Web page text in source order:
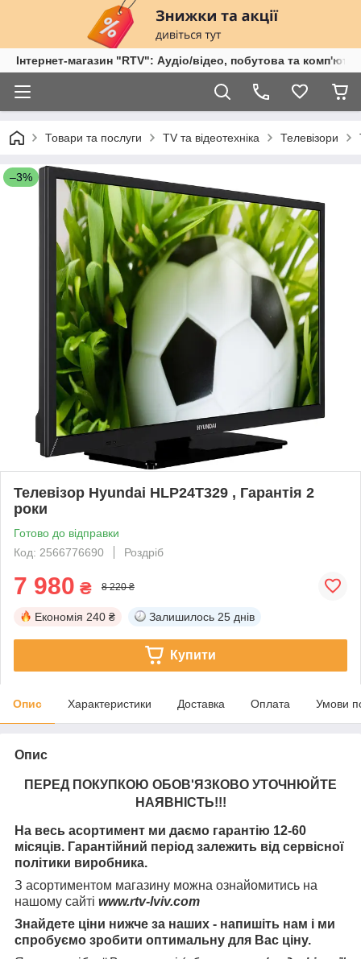
Інтернет-магазин "RTV": Аудіо/відео, побутова та
Товари та послуги TV та відеотехніка Телевізори
–3%
Телевізор Hyundai HLP24T329 , Гарантія 2
роки
Готово до відправки
Код: 2566776690
Роздріб
7 980 ₴ 8 220 ₴
Економія 240 ₴ Залишилось 25 днів
Купити
Опис Характеристики Доставка Оплата Умови
Опис
ПЕРЕД ПОКУПКОЮ ОБОВ'ЯЗКОВО УТОЧНЮЙТЕ
НАЯВНІСТЬ!!!
На весь асортимент ми даємо гарантію 12-60
місяців. Гарантійний період залежить від сервісної
політики виробника.
З асортиментом магазину можна ознайомитись на
нашому сайті www.rtv-lviv.com
Знайдете ціни нижче за наших - напишіть нам і ми
спробуємо зробити оптимальну для Вас ціну.